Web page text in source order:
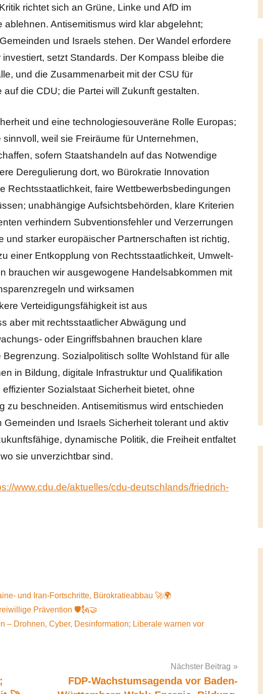
richtet sich an Grüne, Linke und AfD im
ablehnen. Antisemitismus wird klar abgelehnt;
und Israels stehen. Der Wandel erfordere
setzt Standards. Der Kompass bleibe die
und die Zusammenarbeit mit der CSU für
die CDU; die Partei will Zukunft gestalten.
und eine technologie­souveräne Rolle Europas;
weil sie Freiräume für Unternehmen,
sofern Staatshandeln auf das Notwendige
Deregulierung dort, wo Bürokratie Innovation
Rechtsstaatlichkeit, faire Wettbewerbsbedingungen
unabhängige Aufsichtsbehörden, klare Kriterien
verhindern Subventionsfehler und Verzerrungen
und starker europäischer Partnerschaften ist richtig,
einer Entkopplung von Rechtsstaatlichkeit, Umwelt-
brauchen wir ausgewogene Handelsabkommen mit
und wirksamen
Verteidigungsfähigkeit ist aus
aber mit rechtsstaatlicher Abwägung und
oder Eingriffsbahnen brauchen klare
Sozialpolitisch sollte Wohlstand für alle
in Bildung, digitale Infrastruktur und Qualifikation
Sozialstaat Sicherheit bietet, ohne
zu beschneiden. Antisemitismus wird entschieden
und Israels Sicherheit tolerant und aktiv
dynamische Politik, die Freiheit entfaltet
sie unverzichtbar sind.
www.cdu.de/aktuelles/cdu-deutschlands/friedrich-
und Iran-Fortschritte, Bürokratieabbau 🚀🌍
Prävention 🛡️🗽🤝
– Drohnen, Cyber, Desinformation; Liberale warnen vor
Nächster Beitrag
FDP-Wachstumsagenda vor Baden-